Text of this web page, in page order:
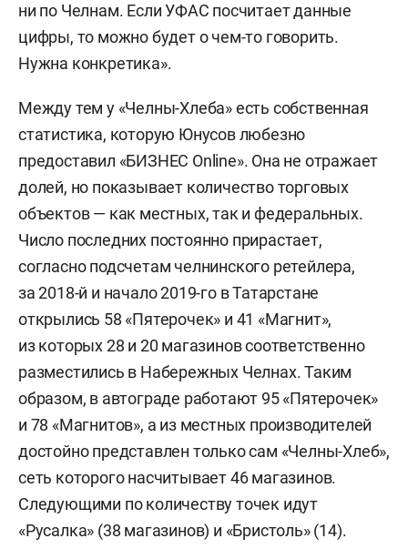
ни по Челнам. Если УФАС посчитает данные
цифры, то можно будет о чем-то говорить.
Нужна конкретика».
Между тем у «Челны-Хлеба» есть собственная
статистика, которую Юнусов любезно
предоставил «БИЗНЕС Online». Она не отражает
долей, но показывает количество торговых
объектов — как местных, так и федеральных.
Число последних постоянно прирастает,
согласно подсчетам челнинского ретейлера,
за 2018-й и начало 2019-го в Татарстане
открылись 58 «Пятерочек» и 41 «Магнит»,
из которых 28 и 20 магазинов соответственно
разместились в Набережных Челнах. Таким
образом, в автограде работают 95 «Пятерочек»
и 78 «Магнитов», а из местных производителей
достойно представлен только сам «Челны-Хлеб»,
сеть которого насчитывает 46 магазинов.
Следующими по количеству точек идут
«Русалка» (38 магазинов) и «Бристоль» (14).